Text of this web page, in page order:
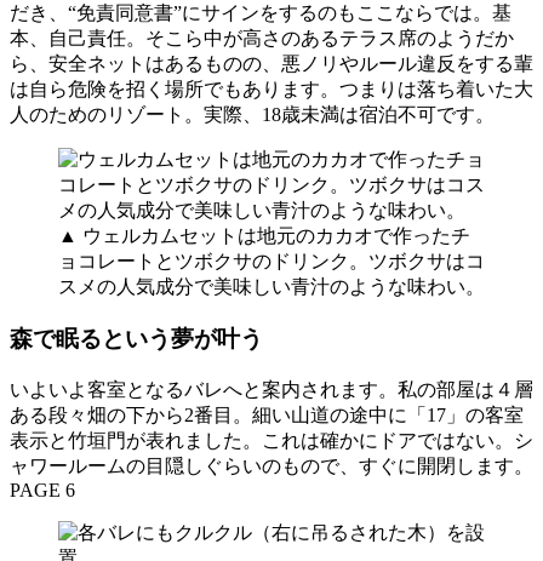
だき、“免責同意書”にサインをするのもここならでは。基
本、自己責任。そこら中が高さのあるテラス席のようだか
ら、安全ネットはあるものの、悪ノリやルール違反をする輩
は自ら危険を招く場所でもあります。つまりは落ち着いた大
人のためのリゾート。実際、18歳未満は宿泊不可です。
▲ ウェルカムセットは地元のカカオで作ったチ
ョコレートとツボクサのドリンク。ツボクサはコ
スメの人気成分で美味しい青汁のような味わい。
森で眠るという夢が叶う
いよいよ客室となるバレへと案内されます。私の部屋は４層
ある段々畑の下から2番目。細い山道の途中に「17」の客室
表示と竹垣門が表れました。これは確かにドアではない。シ
ャワールームの目隠しぐらいのもので、すぐに開閉します。
PAGE 6